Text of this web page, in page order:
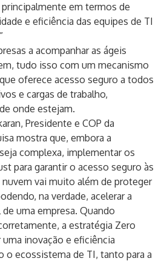
em termos de
e eficiência das equipes de TI
a acompanhar as ágeis
tudo isso com um mecanismo
oferece acesso seguro a todos
e cargas de trabalho,
onde estejam.
Presidente e COP da
mostra que, embora a
complexa, implementar os
para garantir o acesso seguro às
nuvem vai muito além de proteger
na verdade, acelerar a
uma empresa. Quando
a estratégia Zero
inovação e eficiência
o ecossistema de TI, tanto para a